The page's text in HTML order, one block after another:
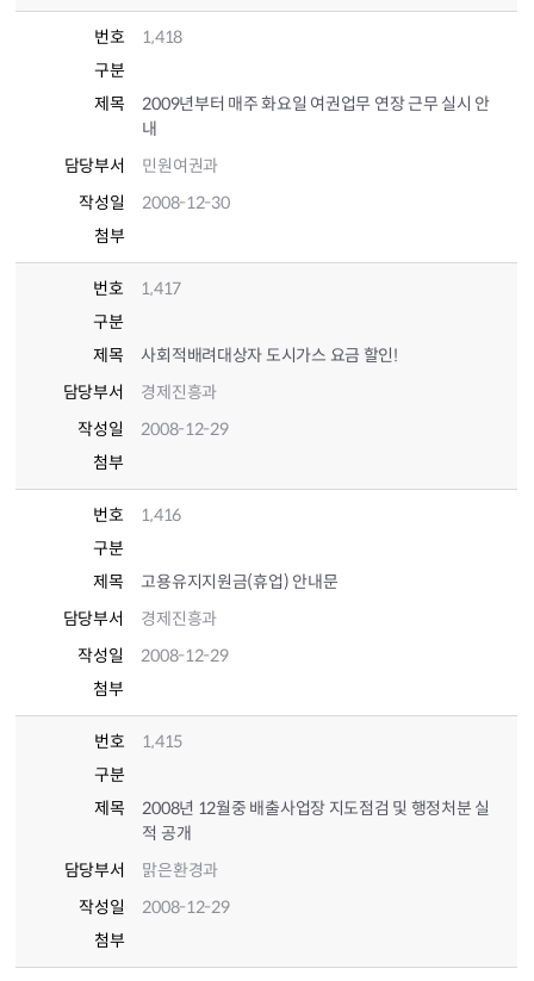
번호
1,418
구분
제목
2009년부터 매주 화요일 여권업무 연장 근무 실시 안
내
담당부서
민원여권과
작성일
2008-12-30
첨부
번호
1,417
구분
제목
사회적배려대상자 도시가스 요금 할인!
담당부서
경제진흥과
작성일
2008-12-29
첨부
번호
1,416
구분
제목
고용유지지원금(휴업) 안내문
담당부서
경제진흥과
작성일
2008-12-29
첨부
번호
1,415
구분
제목
2008년 12월중 배출사업장 지도점검 및 행정처분 실
적 공개
담당부서
맑은환경과
작성일
2008-12-29
첨부